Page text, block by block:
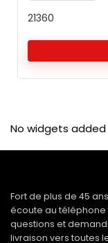
21360
No widgets added
Fort de plus de 45
écoute au
questions et
livraison vers toutes